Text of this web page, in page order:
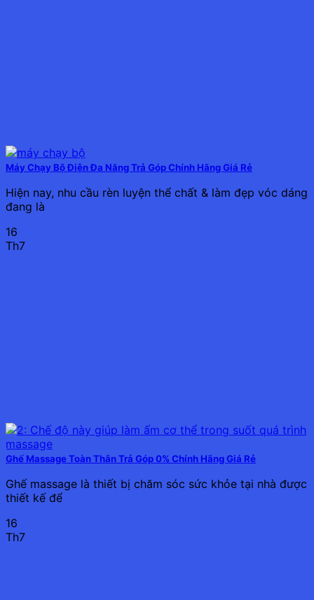
Máy Chạy Bộ Điện Đa Năng Trả Góp Chính Hãng Giá Rẻ
Hiện nay, nhu cầu rèn luyện thể chất & làm đẹp vóc dáng
đang là
16
Th7
Ghế Massage Toàn Thân Trả Góp 0% Chính Hãng Giá Rẻ
Ghế massage là thiết bị chăm sóc sức khỏe tại nhà được
thiết kế để
16
Th7